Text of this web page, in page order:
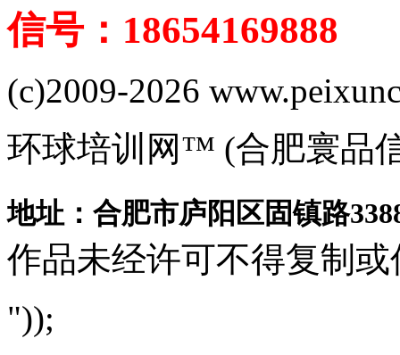
信号：18654169888
(c)2009-2026
环球培训网™ (合肥寰品
地址：合肥市庐阳区固镇路
作品未经许可不得复制或
"));